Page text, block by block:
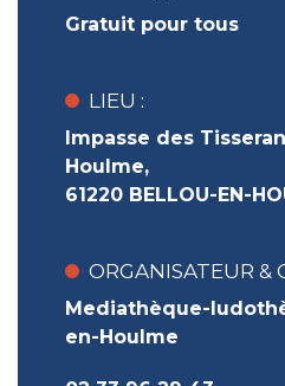
Gratuit pour tous
LIEU :
Impasse des
Houlme,
61220 BELLOU-EN-
ORGANISATEUR &
Mediathèque-
en-Houlme